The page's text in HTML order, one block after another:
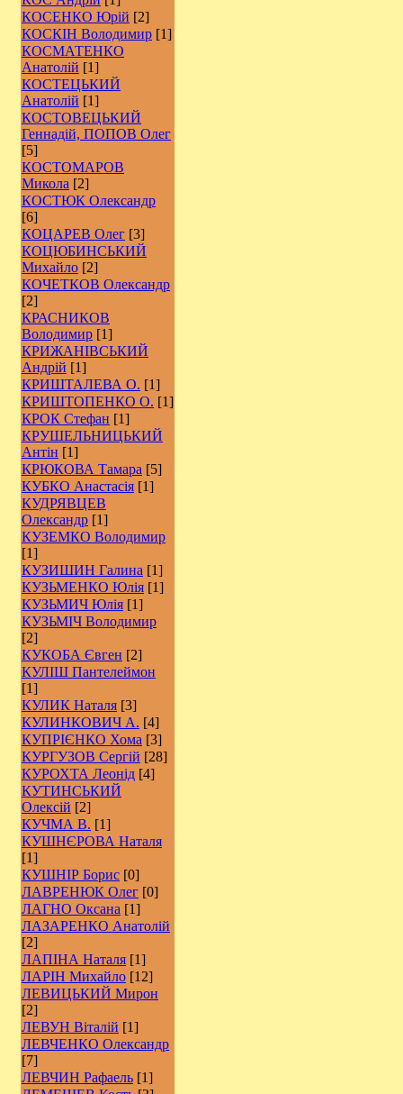
КОСЕНКО Юрій [2]
КОСКІН Володимир [1]
КОСМАТЕНКО
Анатолій [1]
КОСТЕЦЬКИЙ
Анатолій [1]
КОСТОВЕЦЬКИЙ
Геннадій, ПОПОВ Олег
[5]
КОСТОМАРОВ
Микола [2]
КОСТЮК Олександр
[6]
КОЦАРЕВ Олег [3]
КОЦЮБИНСЬКИЙ
Михайло [2]
КОЧЕТКОВ Олександр
[2]
КРАСНИКОВ
Володимир [1]
КРИЖАНІВСЬКИЙ
Андрій [1]
КРИШТАЛЕВА О. [1]
КРИШТОПЕНКО О. [1]
КРОК Стефан [1]
КРУШЕЛЬНИЦЬКИЙ
Антін [1]
КРЮКОВА Тамара [5]
КУБКО Анастасія [1]
КУДРЯВЦЕВ
Олександр [1]
КУЗЕМКО Володимир
[1]
КУЗИШИН Галина [1]
КУЗЬМЕНКО Юлія [1]
КУЗЬМИЧ Юлія [1]
КУЗЬМІЧ Володимир
[2]
КУКОБА Євген [2]
КУЛІШ Пантелеймон
[1]
КУЛИК Наталя [3]
КУЛИНКОВИЧ А. [4]
КУПРІЄНКО Хома [3]
КУРГУЗОВ Сергій [28]
КУРОХТА Леонід [4]
КУТИНСЬКИЙ
Олексій [2]
КУЧМА В. [1]
КУШНЄРОВА Наталя
[1]
КУШНІР Борис [0]
ЛАВРЕНЮК Олег [0]
ЛАГНО Оксана [1]
ЛАЗАРЕНКО Анатолій
[2]
ЛАПІНА Наталя [1]
ЛАРІН Михайло [12]
ЛЕВИЦЬКИЙ Мирон
[2]
ЛЕВУН Віталій [1]
ЛЕВЧЕНКО Олександр
[7]
ЛЕВЧИН Рафаель [1]